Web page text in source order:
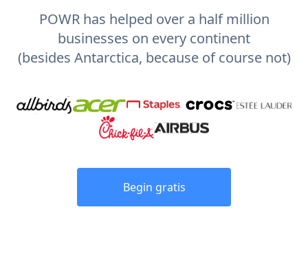
POWR has helped over a half million
businesses on every continent
(besides Antarctica, because of course not)
Begin gratis